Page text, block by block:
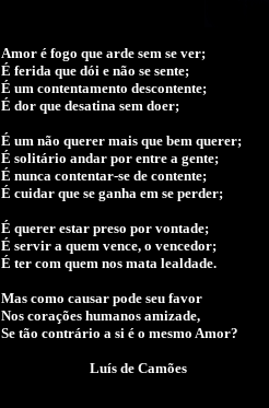
Amor é fogo que arde sem se ver;
É ferida que dói e não se sente;
É um contentamento descontente;
É dor que desatina sem doer;
É um não querer mais que bem querer;
É solitário andar por entre a gente;
É nunca contentar-se de contente;
É cuidar que se ganha em se perder;
É querer estar preso por vontade;
É servir a quem vence, o vencedor;
É ter com quem nos mata lealdade.
Mas como causar pode seu favor
Nos corações humanos amizade,
Se tão contrário a si é o mesmo Amor?